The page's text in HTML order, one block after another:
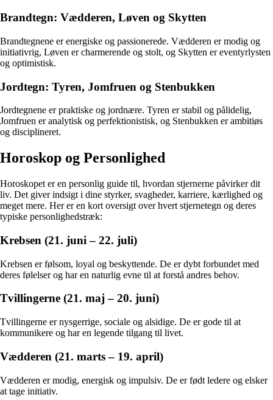
Brandtegn: Vædderen, Løven og Skytten
Brandtegnene er energiske og passionerede. Vædderen er modig og
initiativrig, Løven er charmerende og stolt, og Skytten er eventyrlysten
og optimistisk.
Jordtegn: Tyren, Jomfruen og Stenbukken
Jordtegnene er praktiske og jordnære. Tyren er stabil og pålidelig,
Jomfruen er analytisk og perfektionistisk, og Stenbukken er ambitiøs
og disciplineret.
Horoskop og Personlighed
Horoskopet er en personlig guide til, hvordan stjernerne påvirker dit
liv. Det giver indsigt i dine styrker, svagheder, karriere, kærlighed og
meget mere. Her er en kort oversigt over hvert stjernetegn og deres
typiske personlighedstræk:
Krebsen (21. juni – 22. juli)
Krebsen er følsom, loyal og beskyttende. De er dybt forbundet med
deres følelser og har en naturlig evne til at forstå andres behov.
Tvillingerne (21. maj – 20. juni)
Tvillingerne er nysgerrige, sociale og alsidige. De er gode til at
kommunikere og har en legende tilgang til livet.
Vædderen (21. marts – 19. april)
Vædderen er modig, energisk og impulsiv. De er født ledere og elsker
at tage initiativ.